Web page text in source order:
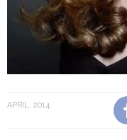
APRIL, 2014